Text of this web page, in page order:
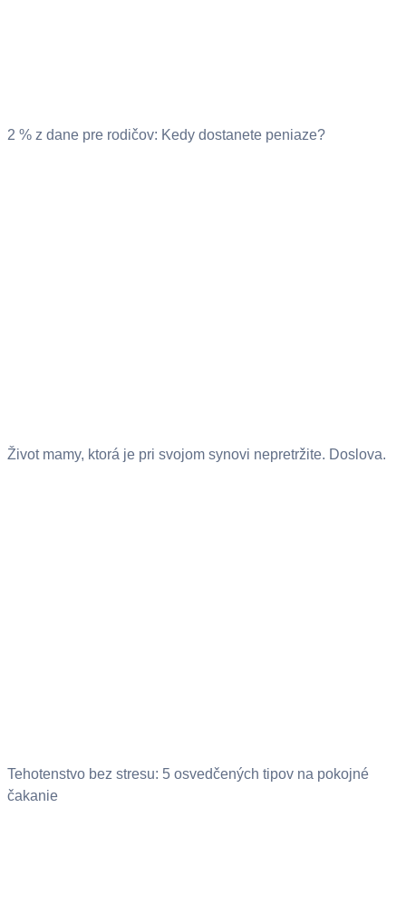
2 % z dane pre rodičov: Kedy dostanete peniaze?
Život mamy, ktorá je pri svojom synovi nepretržite. Doslova.
Tehotenstvo bez stresu: 5 osvedčených tipov na pokojné
čakanie